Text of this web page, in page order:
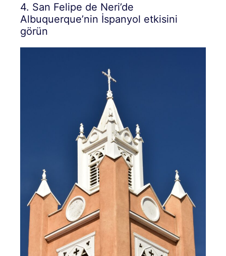
4. San Felipe de Neri’de
Albuquerque’nin İspanyol etkisini
görün